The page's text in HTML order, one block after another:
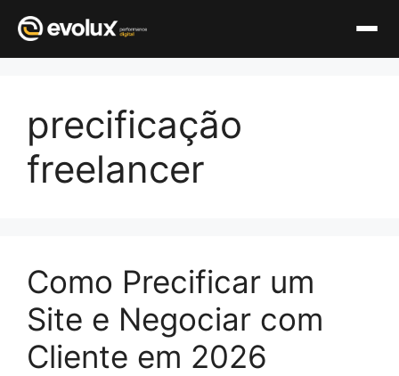
conteúdo
precificação
freelancer
Como Precificar um
Site e Negociar com
Cliente em 2026